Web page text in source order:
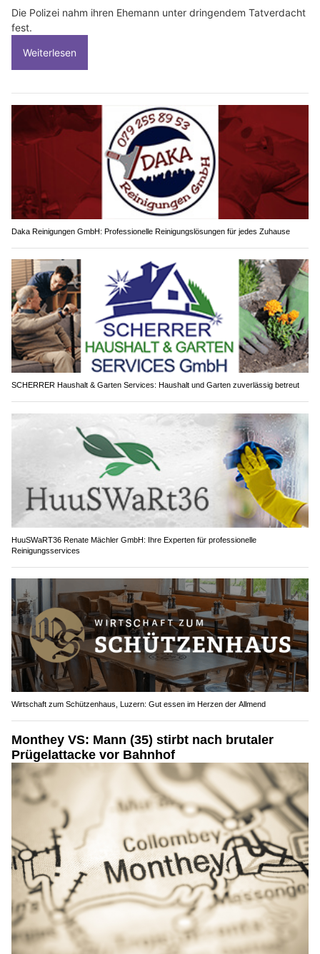
Die Polizei nahm ihren Ehemann unter dringendem Tatverdacht
fest.
Weiterlesen
Daka Reinigungen GmbH: Professionelle Reinigungslösungen für jedes Zuhause
SCHERRER Haushalt & Garten Services: Haushalt und Garten zuverlässig betreut
HuuSWaRT36 Renate Mächler GmbH: Ihre Experten für professionelle
Reinigungsservices
Wirtschaft zum Schützenhaus, Luzern: Gut essen im Herzen der Allmend
Monthey VS: Mann (35) stirbt nach brutaler
Prügelattacke vor Bahnhof